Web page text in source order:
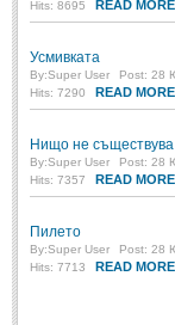
Hits: 8695
READ
Усмивката
By:Super User
Post: 28
Hits: 7290
READ
Нищо не съществува
By:Super User
Post: 28
Hits: 7357
READ
Пилето
By:Super User
Post: 28
Hits: 7713
READ